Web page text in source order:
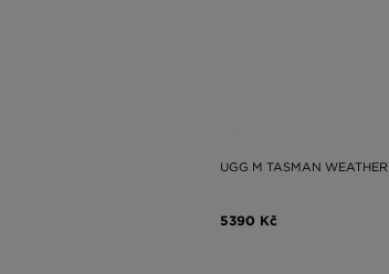
UGG M TASMAN
5390 Kč